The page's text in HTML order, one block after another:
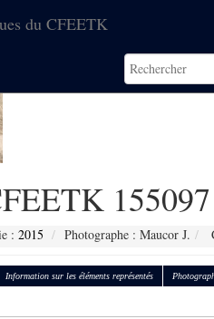
du CFEETK
155097
: 2015 Photographe : Maucor J.
Information sur les éléments représentés